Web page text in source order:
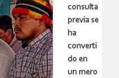
consulta
previa se
ha
converti
do en
un mero